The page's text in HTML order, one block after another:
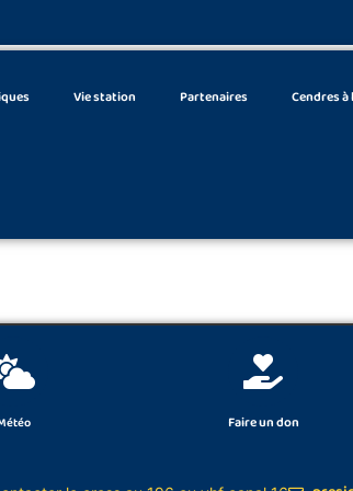
Vie station Partenaires Cendres à
Faire un don